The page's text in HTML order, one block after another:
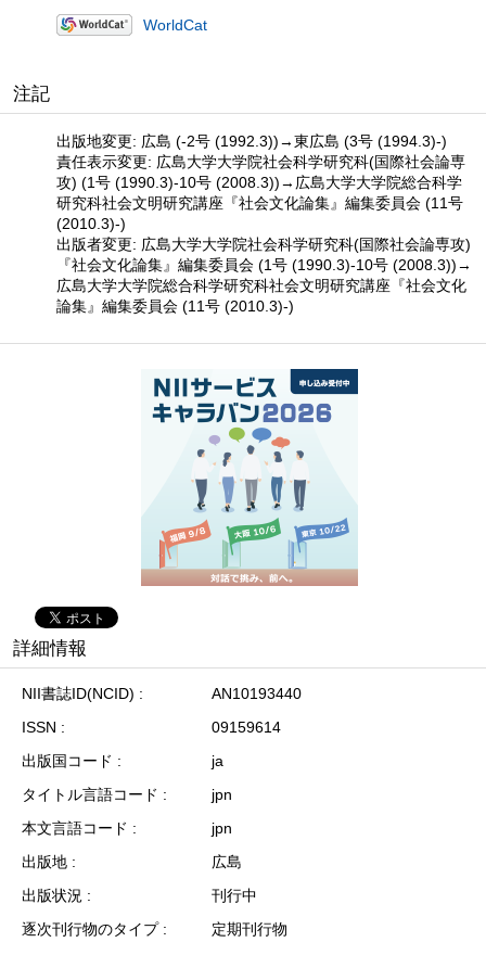
WorldCat
注記
出版地変更: 広島 (-2号 (1992.3))→東広島 (3号 (1994.3)-)
責任表示変更: 広島大学大学院社会科学研究科(国際社会論専
攻) (1号 (1990.3)-10号 (2008.3))→広島大学大学院総合科学
研究科社会文明研究講座『社会文化論集』編集委員会 (11号
(2010.3)-)
出版者変更: 広島大学大学院社会科学研究科(国際社会論専攻)
『社会文化論集』編集委員会 (1号 (1990.3)-10号 (2008.3))→
広島大学大学院総合科学研究科社会文明研究講座『社会文化
論集』編集委員会 (11号 (2010.3)-)
詳細情報
NII書誌ID(NCID)
AN10193440
ISSN
09159614
出版国コード
ja
タイトル言語コード
jpn
本文言語コード
jpn
出版地
広島
出版状況
刊行中
逐次刊行物のタイプ
定期刊行物